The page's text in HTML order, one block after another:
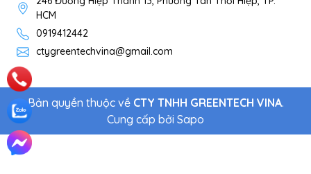
HCM
0919412442
ctygreentechvina@gmail.com
Bản quyền thuộc về CTY TNHH GREENTECH VINA.
Cung cấp bởi Sapo